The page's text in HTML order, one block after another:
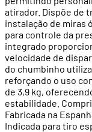
atirador. Dispõe de
instalação de miras
para controle da
integrado
velocidade de
do chumbinho
reforçando o uso
de 3,9 kg,
estabilidade.
Fabricada na
Indicada para tiro